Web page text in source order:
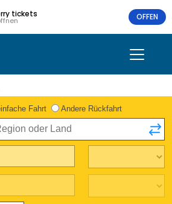
tickets OFFEN
Fahrt Andere Rückfahrt